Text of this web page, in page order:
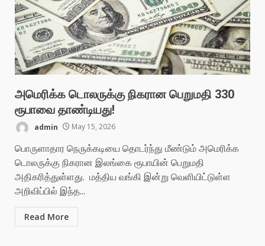
அமெரிக்க டொலருக்கு நிகரான பெறுமதி 330
ரூபாவை தாண்டியது!
admin May 15, 2026
பொருளாதார நெருக்கடியை தொடர்ந்து மீண்டும் அமெரிக்க
டொலருக்கு நிகரான இலங்கை ரூபாயின் பெறுமதி
அதிகரித்துள்ளது. மத்திய வங்கி இன்று வெளியிட்டுள்ள
அறிவிப்பில் இந்த...
Read More